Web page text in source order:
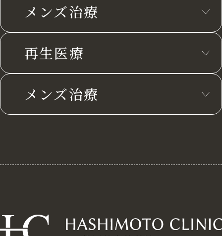
メンズ治療
再生医療
メンズ治療